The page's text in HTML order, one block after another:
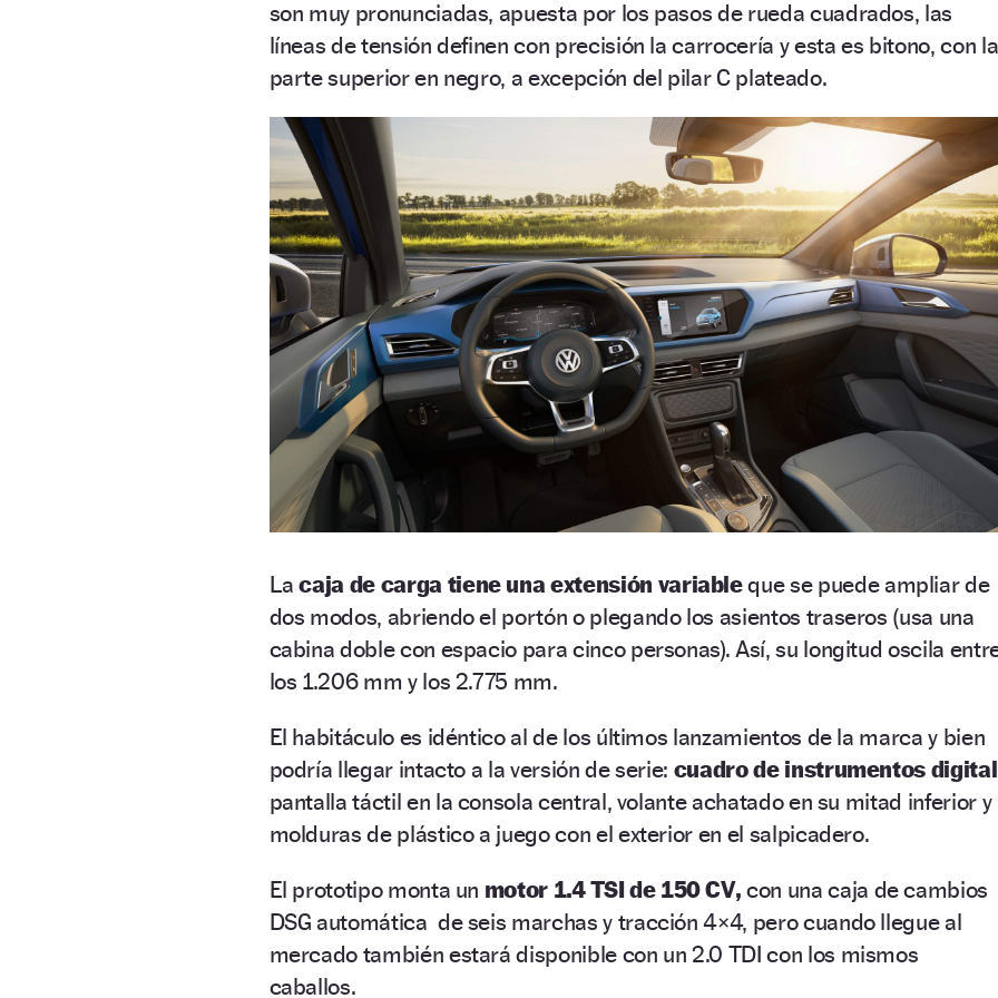
son muy pronunciadas, apuesta por los pasos de rueda cuadrados, las
líneas de tensión definen con precisión la carrocería y esta es bitono, con la
parte superior en negro, a excepción del pilar C plateado.
Lacaja de carga tiene una extensión variableque se puede ampliar de
dos modos, abriendo el portón o plegando los asientos traseros (usa una
cabina doble con espacio para cinco personas). Así, su longitud oscila
los 1.206 mm y los 2.775 mm.
El habitáculo es idéntico al de los últimos lanzamientos de la marca y bien
podría llegar intacto a la versión de serie: cuadro de instrumentos
pantalla táctil en la consola central, volante achatado en su mitad inferior y
molduras de plástico a juego con el exterior en el salpicadero.
El prototipo monta un motor 1.4 TSI de 150 CV, con una caja de cambios
DSG automática de seis marchas y tracción 4×4, pero cuando llegue al
mercado también estará disponible con un 2.0 TDI con los mismos
caballos.